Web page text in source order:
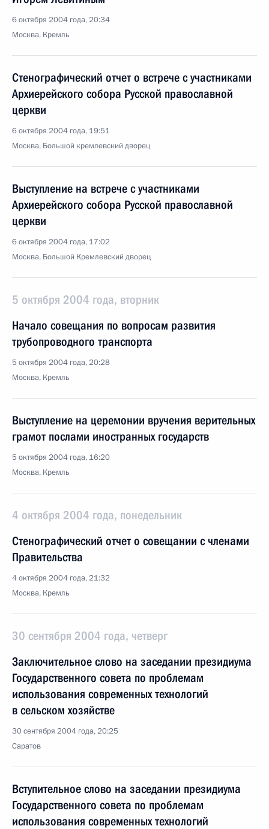
6 октября 2004 года, 20:34
Москва, Кремль
Стенографический отчет о встрече с участниками
Архиерейского собора Русской православной
церкви
6 октября 2004 года, 19:51
Москва, Большой кремлевский дворец
Выступление на встрече с участниками
Архиерейского собора Русской православной
церкви
6 октября 2004 года, 17:02
Москва, Большой Кремлевский дворец
5 октября 2004 года, вторник
Начало совещания по вопросам развития
трубопроводного транспорта
5 октября 2004 года, 20:28
Москва, Кремль
Выступление на церемонии вручения верительных
грамот послами иностранных государств
5 октября 2004 года, 16:20
Москва, Кремль
4 октября 2004 года, понедельник
Стенографический отчет о совещании с членами
Правительства
4 октября 2004 года, 21:32
Москва, Кремль
30 сентября 2004 года, четверг
Заключительное слово на заседании президиума
Государственного совета по проблемам
использования современных технологий
в сельском хозяйстве
30 сентября 2004 года, 20:25
Саратов
Вступительное слово на заседании президиума
Государственного совета по проблемам
использования современных технологий